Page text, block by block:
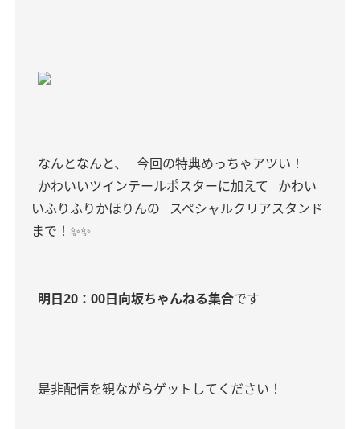
なんとなんと、
今回の特典めっちゃアツい！
かわいいツインテールポスターに加えて
かわい
いふりふりかほりんの
スペシャルクリアスタンド
まで！✨✨
明日20：00日向坂ちゃんねる集合です
是非配信を観ながらゲットしてください！